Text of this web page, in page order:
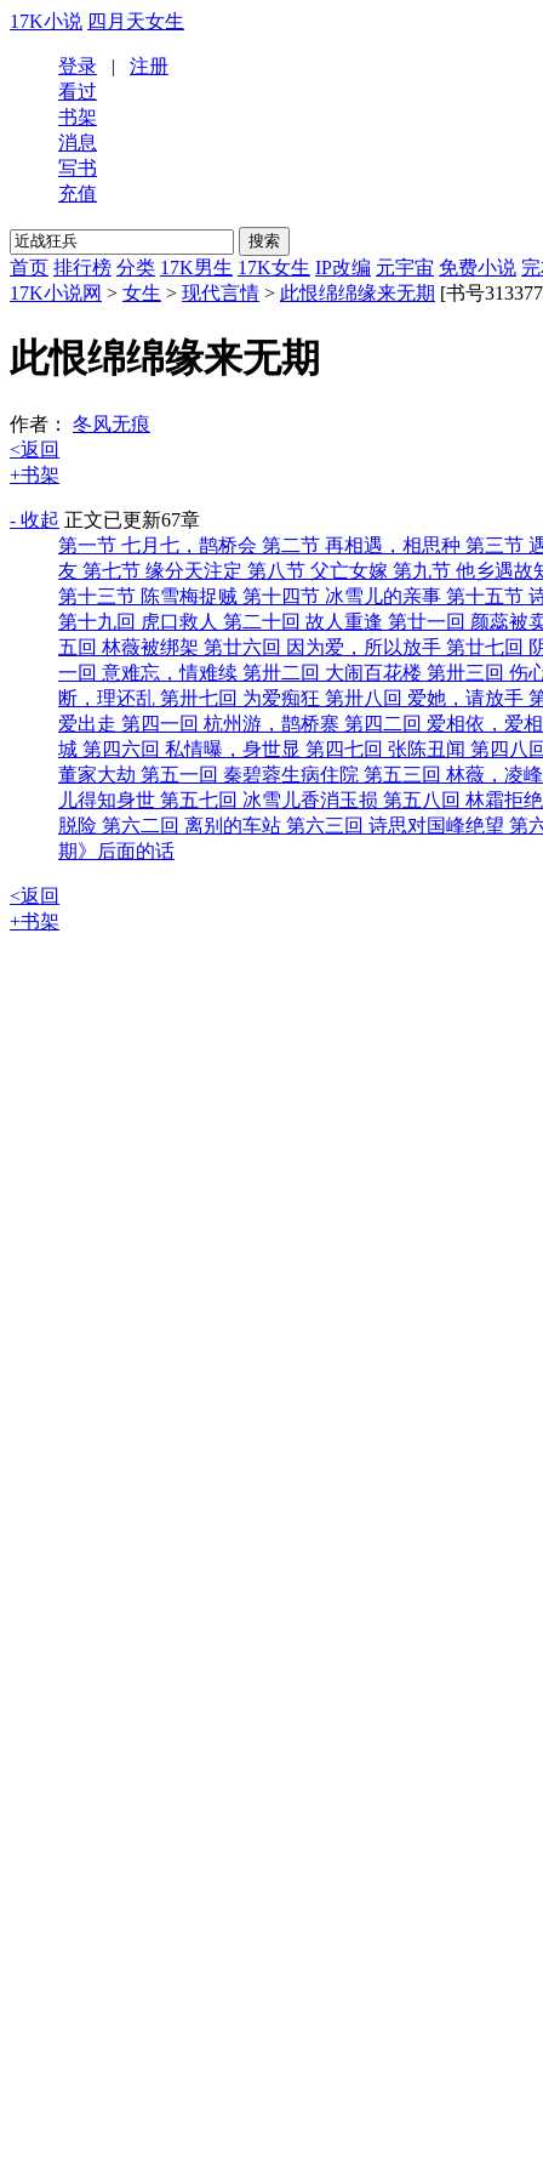
17K小说 四月天女生
登录 | 注册
看过
书架
消息
写书
充值
首页 排行榜 分类 17K男生 17K女生 IP改编 元宇宙 免费小说
17K小说网 > 女生 > 现代言情 > 此恨绵绵缘来无期 [书号
此恨绵绵缘来无期
作者： 冬风无痕
<返回
+书架
- 收起 正文已更新67章
第一节 七月七，鹊桥会 第二节 再相遇，相思种 第三节
友 第七节 缘分天注定 第八节 父亡女嫁 第九节 他乡遇故
第十三节 陈雪梅捉贼 第十四节 冰雪儿的亲事 第十五节
第十九回 虎口救人 第二十回 故人重逢 第廿一回 颜蕊被
五回 林薇被绑架 第廿六回 因为爱，所以放手 第廿七回
一回 意难忘，情难续 第卅二回 大闹百花楼 第卅三回 伤
断，理还乱 第卅七回 为爱痴狂 第卅八回 爱她，请放手
爱出走 第四一回 杭州游，鹊桥寨 第四二回 爱相依，爱
城 第四六回 私情曝，身世显 第四七回 张陈丑闻 第四八
董家大劫 第五一回 秦碧蓉生病住院 第五三回 林薇，凌
儿得知身世 第五七回 冰雪儿香消玉损 第五八回 林霜拒
脱险 第六二回 离别的车站 第六三回 诗思对国峰绝望 第
期》后面的话
<返回
+书架